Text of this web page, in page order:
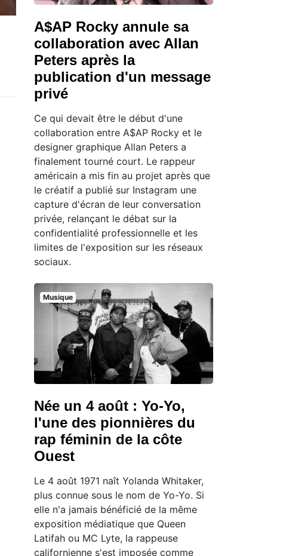
A$AP Rocky annule sa
collaboration avec Allan
Peters après la
publication d'un message
privé
Ce qui devait être le début d'une
collaboration entre A$AP Rocky et le
designer graphique Allan Peters a
finalement tourné court. Le rappeur
américain a mis fin au projet après que
le créatif a publié sur Instagram une
capture d'écran de leur conversation
privée, relançant le débat sur la
confidentialité professionnelle et les
limites de l'exposition sur les réseaux
sociaux.
Musique
Née un 4 août : Yo-Yo,
l'une des pionnières du
rap féminin de la côte
Ouest
Le 4 août 1971 naît Yolanda Whitaker,
plus connue sous le nom de Yo-Yo. Si
elle n'a jamais bénéficié de la même
exposition médiatique que Queen
Latifah ou MC Lyte, la rappeuse
californienne s'est imposée comme